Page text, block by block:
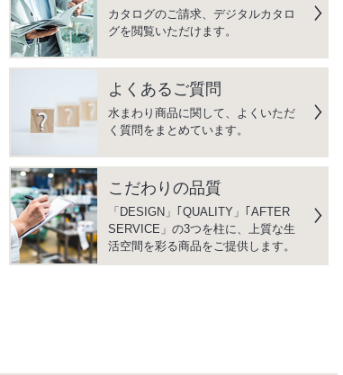
カタログのご請求、デジタルカタロ
グを閲覧いただけます。
よくあるご質問
水まわり商品に関して、よくいただ
く質問をまとめています。
こだわりの品質
「DESIGN」｢QUALITY」｢AFTER
SERVICE」の3つを柱に、上質な生
活空間を彩る商品をご提供します。